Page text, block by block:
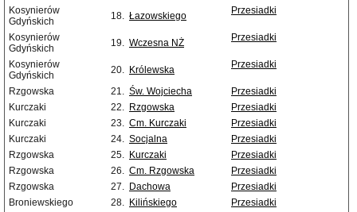
Kosynierów
Gdyńskich
18. Łazowskiego Przesiadki
Kosynierów
Gdyńskich
19. Wczesna NŻ Przesiadki
Kosynierów
Gdyńskich
20. Królewska Przesiadki
Rzgowska 21. Św. Wojciecha
Przesiadki
Kurczaki
22. Rzgowska
Przesiadki
Kurczaki
23. Cm. Kurczaki
Przesiadki
Kurczaki
24. Socjalna
Przesiadki
Rzgowska
25. Kurczaki
Przesiadki
Rzgowska
26. Cm. Rzgowska
Przesiadki
Rzgowska
27. Dachowa
Przesiadki
Broniewskiego
28. Kilińskiego
Przesiadki